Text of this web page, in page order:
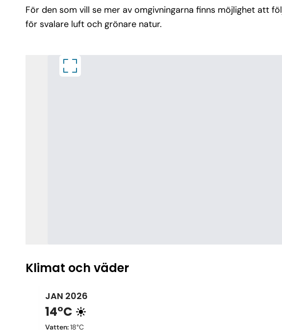
För den som vill se mer av omgivningarna finns möjlighet att
för svalare luft och grönare natur.
Klimat och väder
JAN 2026
14°C
Vatten:18°C